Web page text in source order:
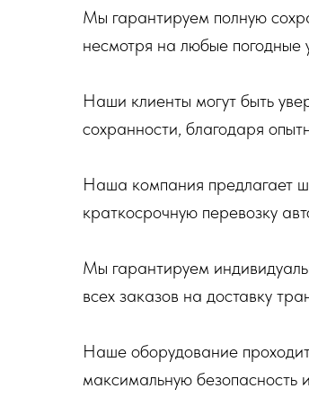
Мы гарантируем полную
несмотря на любые погодные
Наши клиенты могут быть
сохранности, благодаря
Наша компания предлагает
краткосрочную перевозку
Мы гарантируем
всех заказов на доставку
Наше оборудование
максимальную безопасность